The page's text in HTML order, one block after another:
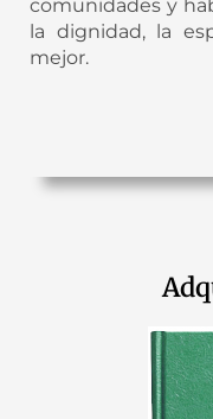
comunidades y
la dignidad, la
mejor.